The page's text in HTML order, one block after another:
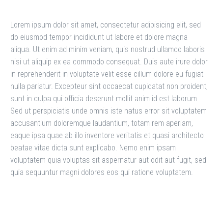
Lorem ipsum dolor sit amet, consectetur adipisicing elit, sed
do eiusmod tempor incididunt ut labore et dolore magna
aliqua. Ut enim ad minim veniam, quis nostrud ullamco laboris
nisi ut aliquip ex ea commodo consequat. Duis aute irure dolor
in reprehenderit in voluptate velit esse cillum dolore eu fugiat
nulla pariatur. Excepteur sint occaecat cupidatat non proident,
sunt in culpa qui officia deserunt mollit anim id est laborum.
Sed ut perspiciatis unde omnis iste natus error sit voluptatem
accusantium doloremque laudantium, totam rem aperiam,
eaque ipsa quae ab illo inventore veritatis et quasi architecto
beatae vitae dicta sunt explicabo. Nemo enim ipsam
voluptatem quia voluptas sit aspernatur aut odit aut fugit, sed
quia sequuntur magni dolores eos qui ratione voluptatem.